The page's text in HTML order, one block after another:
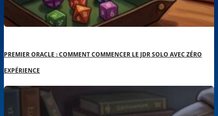
PREMIER ORACLE : COMMENT COMMENCER LE JDR SOLO AVEC ZÉRO
EXPÉRIENCE